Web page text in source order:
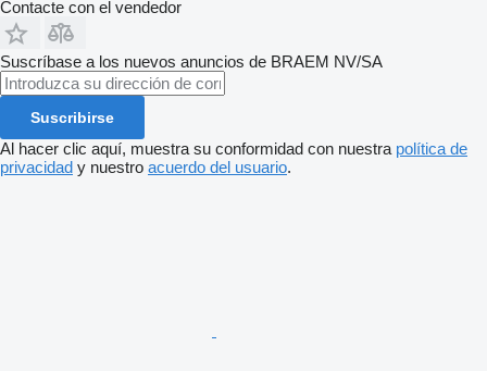
Contacte con el vendedor
Suscríbase a los nuevos anuncios de BRAEM NV/SA
Suscribirse
Al hacer clic aquí, muestra su conformidad con nuestra política de
privacidad y nuestro acuerdo del usuario.